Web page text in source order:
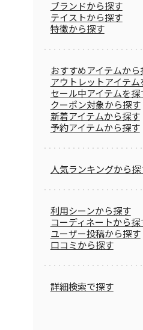
ブランドから探す
テイストから探す
特徴から探す
おすすめアイテムから
アウトレットアイテム
セール中アイテムを探
クーポン対象から探す
新着アイテムから探す
予約アイテムから探す
人気ランキングから探
利用シーンから探す
コーディネートから探
ユーザー投稿から探す
口コミから探す
詳細検索で探す